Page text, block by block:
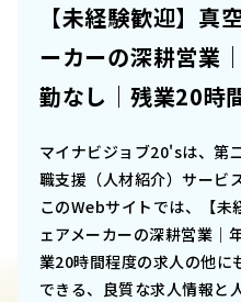
【未経験歓迎】真
ーカーの深耕営業
勤なし｜残業20時
マイナビジョブ20'sは、第
職支援（人材紹介）サービス
このWebサイトでは、
【
ェアメーカーの深耕営業｜
業20時間程度の求人の他に
できる、良質な求人情報と